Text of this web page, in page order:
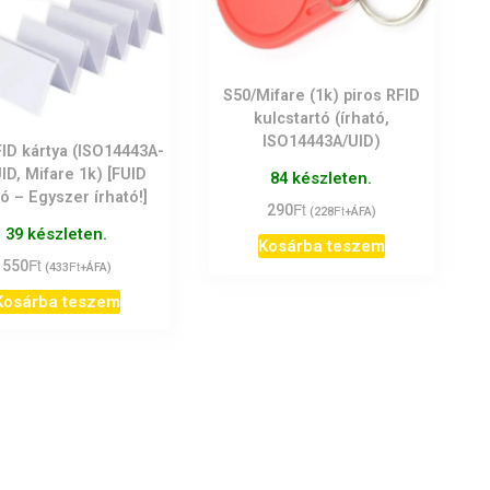
kártya (ISO14443A-
Mifare 1k) [FUID
– Egyszer írható!]
39 készleten.
550Ft (433Ft+ÁFA)
teszem
S50/Mifare (1k) piros RFID
kulcstartó (írható,
ISO14443A/UID)
84 készleten.
290Ft (228Ft+ÁFA)
Kosárba teszem